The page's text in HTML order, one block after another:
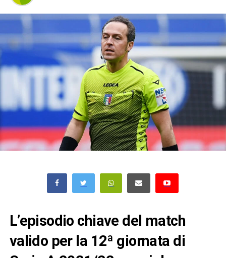
L’episodio chiave del match
valido per la 12ª giornata di